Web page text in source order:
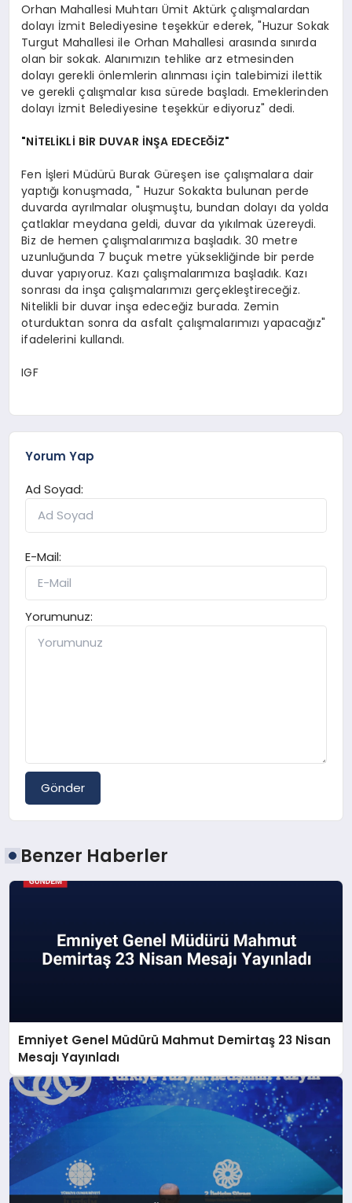
Orhan Mahallesi Muhtarı Ümit Aktürk çalışmalardan
dolayı İzmit Belediyesine teşekkür ederek, "Huzur Sokak
Turgut Mahallesi ile Orhan Mahallesi arasında sınırda
olan bir sokak. Alanımızın tehlike arz etmesinden
dolayı gerekli önlemlerin alınması için talebimizi ilettik
ve gerekli çalışmalar kısa sürede başladı. Emeklerinden
dolayı İzmit Belediyesine teşekkür ediyoruz" dedi.
"NİTELİKLİ BİR DUVAR İNŞA EDECEĞİZ"
Fen İşleri Müdürü Burak Güreşen ise çalışmalara dair
yaptığı konuşmada, " Huzur Sokakta bulunan perde
duvarda ayrılmalar oluşmuştu, bundan dolayı da yolda
çatlaklar meydana geldi, duvar da yıkılmak üzereydi.
Biz de hemen çalışmalarımıza başladık. 30 metre
uzunluğunda 7 buçuk metre yüksekliğinde bir perde
duvar yapıyoruz. Kazı çalışmalarımıza başladık. Kazı
sonrası da inşa çalışmalarımızı gerçekleştireceğiz.
Nitelikli bir duvar inşa edeceğiz burada. Zemin
oturduktan sonra da asfalt çalışmalarımızı yapacağız"
ifadelerini kullandı.
IGF
Yorum Yap
Ad Soyad:
E-Mail:
Yorumunuz:
Gönder
Benzer Haberler
Emniyet Genel Müdürü Mahmut Demirtaş 23 Nisan
Mesajı Yayınladı